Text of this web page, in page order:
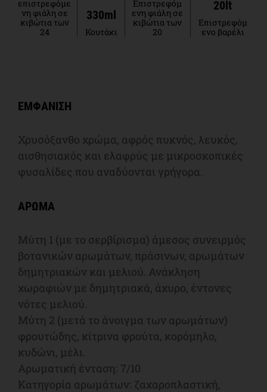
επιστρεφόμε
νη φιάλη σε
κιβώτια των
24
330ml
Κουτάκι
Επιστρεφόμ
ενη φιάλη σε
κιβώτια των
20
20lt
Επιστρεφόμ
ενο βαρέλι
ΕΜΦΑΝΙΣΗ
Χρυσόξανθο χρώμα, αφρός πυκνός, λευκός,
αισθησιακός και ελαφρύς με μικροσκοπικές
φυσαλίδες που αναδύονται γρήγορα.
ΑΡΩΜΑ
Μύτη 1 (με το σερβίρισμα) άμεσος συνειρμός
βοτανικών αρωμάτων, πράσινων, αρωμάτων
δημητριακών και μελιού. Ανάκληση
χωραφιών με δημητριακά, άχυρο, έντονες
νότες μελιού.
Μύτη 2 (μετά το άνοιγμα των αρωμάτων)
φρουτώδης, κίτρινα φρούτα, κορόμηλο,
κυδώνι, μέλι.
Αρωματική ένταση: 7/10
Κατηγορία αρωμάτων: ζαχαροπλαστική,